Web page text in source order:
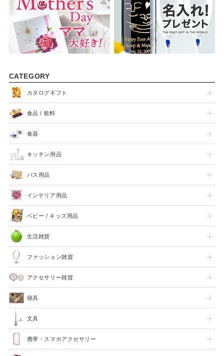
CATEGORY
カタログギフト
食品 / 飲料
食器
キッチン用品
バス用品
インテリア用品
ベビー / キッズ用品
生活雑貨
ファッション雑貨
アクセサリー雑貨
寝具
文具
携帯・スマホアクセサリー